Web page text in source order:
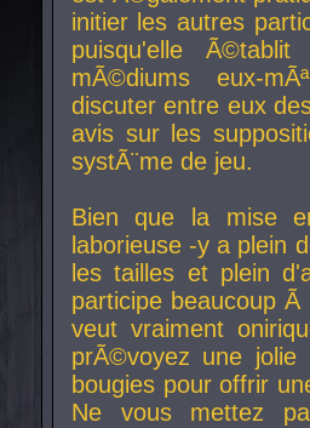
initier les autres
puisqu'elle
mÃ©diums eux-
discuter entre eux
avis sur les
systÃ¨me de jeu.
Bien que la mise
laborieuse -y a plein
les tailles et plein
participe beaucoup
veut vraiment
prÃ©voyez une
bougies pour offrir
Ne vous mettez